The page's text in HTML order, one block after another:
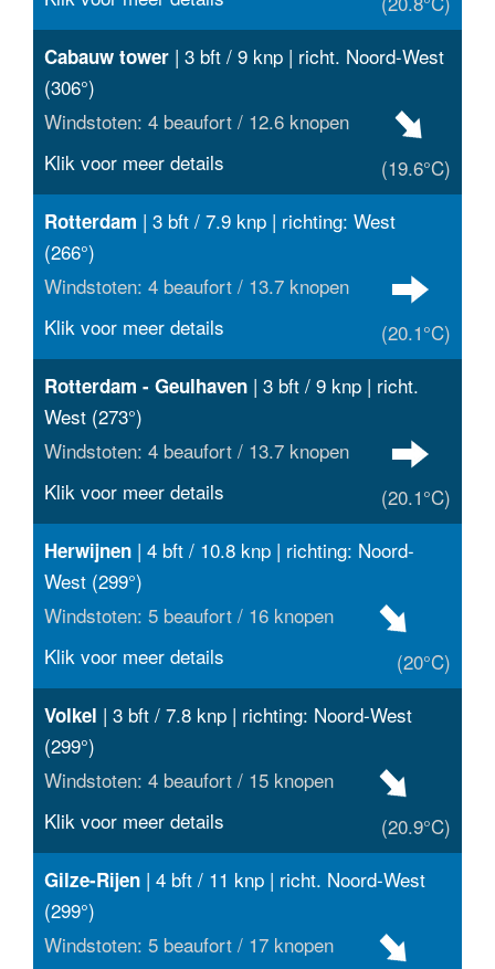
Cabauw tower | 3 bft / 9 knp | richt. Noord-West
(306°)
Windstoten: 4 beaufort / 12.6 knopen
(19.6°C)
Klik voor meer details
Rotterdam | 3 bft / 7.9 knp | richting: West
(266°)
Windstoten: 4 beaufort / 13.7 knopen
(20.1°C)
Klik voor meer details
Rotterdam - Geulhaven | 3 bft / 9 knp | richt.
West (273°)
Windstoten: 4 beaufort / 13.7 knopen
(20.1°C)
Klik voor meer details
Herwijnen | 4 bft / 10.8 knp | richting: Noord-
West (299°)
Windstoten: 5 beaufort / 16 knopen
(20°C)
Klik voor meer details
Volkel | 3 bft / 7.8 knp | richting: Noord-West
(299°)
Windstoten: 4 beaufort / 15 knopen
(20.9°C)
Klik voor meer details
Gilze-Rijen | 4 bft / 11 knp | richt. Noord-West
(299°)
Windstoten: 5 beaufort / 17 knopen